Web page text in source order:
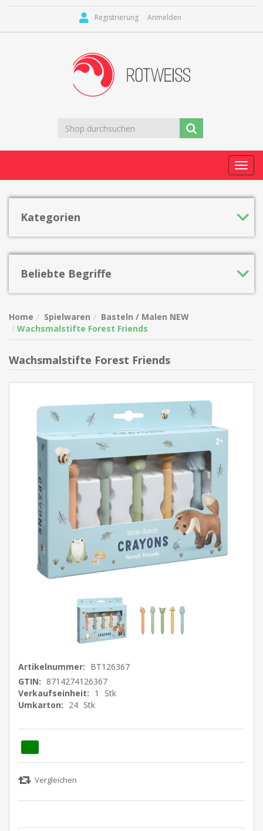
Registrierung Anmelden
Kategorien
Beliebte Begriffe
Home Spielwaren
Basteln / Malen NEW
Wachsmalstifte Forest Friends
Wachsmalstifte Forest Friends
Artikelnummer: BT126367
GTIN: 8714274126367
Verkaufseinheit: 1
Stk
Umkarton: 24 Stk